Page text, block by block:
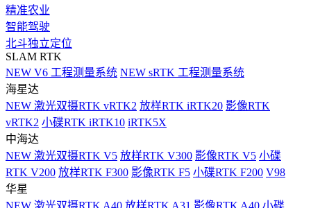
精准农业
智能驾驶
北斗独立定位
SLAM RTK
NEW V6 工程测量系统 NEW sRTK 工程测量系统
海星达
NEW 激光双摄RTK vRTK2 放样RTK iRTK20 影像RTK
vRTK2 小碟RTK iRTK10 iRTK5X
中海达
NEW 激光双摄RTK V5 放样RTK V300 影像RTK V5 小碟
RTK V200 放样RTK F300 影像RTK F5 小碟RTK F200 V98
华星
NEW 激光双摄RTK A40 放样RTK A31 影像RTK A40 小碟